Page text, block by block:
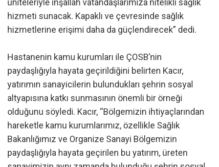
üniteleriyle inşallah vatandaşlarımıza nitelikli sağlık
hizmeti sunacak. Kapaklı ve çevresinde sağlık
hizmetlerine erişimi daha da güçlendirecek” dedi.
Hastanenin kamu kurumları ile ÇOSB’nin
paydaşlığıyla hayata geçirildiğini belirten Kacır,
yatırımın sanayicilerin bulundukları şehrin sosyal
altyapısına katkı sunmasının önemli bir örneği
olduğunu söyledi. Kacır, “Bölgemizin ihtiyaçlarından
hareketle kamu kurumlarımız, özellikle Sağlık
Bakanlığımız ve Organize Sanayi Bölgemizin
paydaşlığıyla hayata geçirilen bu yatırım, üreten